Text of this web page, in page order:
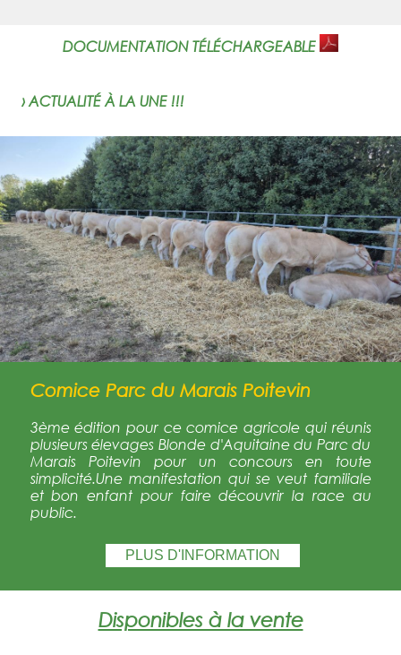
DOCUMENTATION TÉLÉCHARGEABLE
› ACTUALITÉ À LA UNE !!!
Comice Parc du Marais Poitevin
3ème édition pour ce comice agricole qui réunis
plusieurs élevages Blonde d'Aquitaine du Parc du
Marais Poitevin pour un concours en toute
simplicité.Une manifestation qui se veut familiale
et bon enfant pour faire découvrir la race au
public.
PLUS D'INFORMATION
Disponibles à la vente